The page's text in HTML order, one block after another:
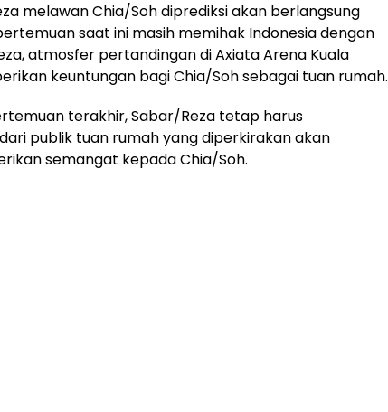
melawan Chia/Soh diprediksi akan berlangsung
saat ini masih memihak Indonesia dengan
atmosfer pertandingan di Axiata Arena Kuala
keuntungan bagi Chia/Soh sebagai tuan rumah.
terakhir, Sabar/Reza tetap harus
publik tuan rumah yang diperkirakan akan
semangat kepada Chia/Soh.